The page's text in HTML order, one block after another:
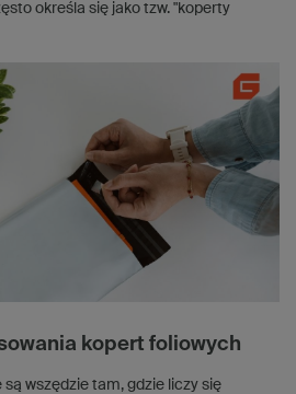
określa się jako tzw. "koperty
kopert foliowych
wszędzie tam, gdzie liczy się